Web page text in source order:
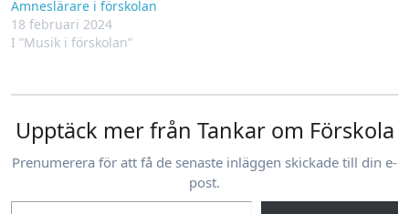
Ämneslärare i förskolan
18 februari 2024
I ”Musik i förskolan”
Upptäck mer från Tankar om Förskola
Prenumerera för att få de senaste inläggen skickade till din e-
post.
Skriv din e-post …